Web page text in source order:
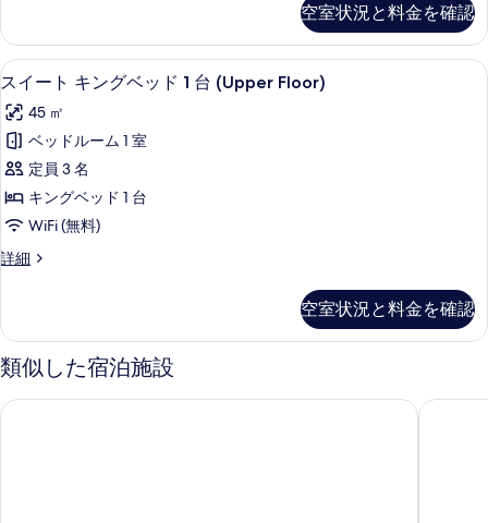
真
を
表
示
す
る
ド
台
(Lower
Floor)
の
す
べ
て
の
真
を
示
キ
ン
グ
ッ
ド
台
(Lower
Floor)
の
詳
空室状況と料金を確認
ス
イ
ー
ト
キ
ン
グ
ベ
ド
1
台
(Upper
スイート キングベッド 1 台 (Upper
6
スイート キングベッド 1 台 (Upper Floor)
45 ㎡
ベッドルーム 1 室
定員 3 名
キングベッド 1 台
WiFi (無料)
詳細
ス
キ
ン
グ
ッ
空室状況と料金を確認
類似した宿泊施設
Four Points By Sheraton Hong Kong, Tung Chung ディズ